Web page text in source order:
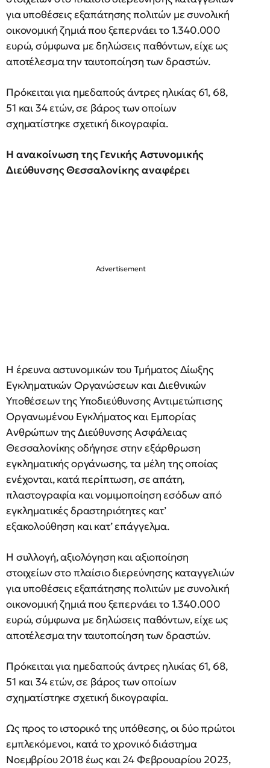
για υποθέσεις εξαπάτησης πολιτών με συνολική
οικονομική ζημιά που ξεπερνάει το 1.340.000
ευρώ, σύμφωνα με δηλώσεις παθόντων, είχε ως
αποτέλεσμα την ταυτοποίηση των δραστών.
Πρόκειται για ημεδαπούς άντρες ηλικίας 61, 68,
51 και 34 ετών, σε βάρος των οποίων
σχηματίστηκε σχετική δικογραφία.
Η ανακοίνωση της Γενικής Αστυνομικής
Διεύθυνσης Θεσσαλονίκης αναφέρει
Η έρευνα αστυνομικών του Τμήματος Δίωξης
Εγκληματικών Οργανώσεων και Διεθνικών
Υποθέσεων της Υποδιεύθυνσης Αντιμετώπισης
Οργανωμένου Εγκλήματος και Εμπορίας
Ανθρώπων της Διεύθυνσης Ασφάλειας
Θεσσαλονίκης οδήγησε στην εξάρθρωση
εγκληματικής οργάνωσης, τα μέλη της οποίας
ενέχονται, κατά περίπτωση, σε απάτη,
πλαστογραφία και νομιμοποίηση εσόδων από
εγκληματικές δραστηριότητες κατ’
εξακολούθηση και κατ’ επάγγελμα.
Η συλλογή, αξιολόγηση και αξιοποίηση
στοιχείων στο πλαίσιο διερεύνησης καταγγελιών
για υποθέσεις εξαπάτησης πολιτών με συνολική
οικονομική ζημιά που ξεπερνάει το 1.340.000
ευρώ, σύμφωνα με δηλώσεις παθόντων, είχε ως
αποτέλεσμα την ταυτοποίηση των δραστών.
Πρόκειται για ημεδαπούς άντρες ηλικίας 61, 68,
51 και 34 ετών, σε βάρος των οποίων
σχηματίστηκε σχετική δικογραφία.
Ως προς το ιστορικό της υπόθεσης, οι δύο πρώτοι
εμπλεκόμενοι, κατά το χρονικό διάστημα
Νοεμβρίου 2018 έως και 24 Φεβρουαρίου 2023,